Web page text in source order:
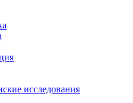
исследования